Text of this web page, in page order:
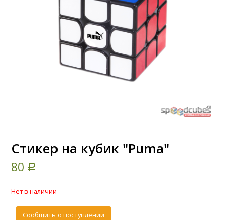
Стикер на кубик "Puma"
80 Р
Нет в наличии
Сообщить о поступлении